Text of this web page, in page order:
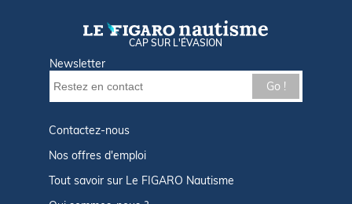
CAP SUR L'ÉVASION
Newsletter
Go !
Contactez-nous
Nos offres d'emploi
Tout savoir sur Le FIGARO Nautisme